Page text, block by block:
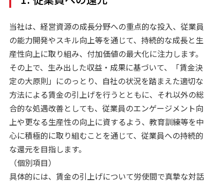
当社は、経営資源の成長分野への重点的な投入、従業員
の能力開発やスキル向上等を通じて、持続的な成長と生
産性向上に取り組み、付加価値の最大化に注力します。
その上で、生み出した収益・成果に基づいて、「賃金決
定の大原則」にのっとり、自社の状況を踏まえた適切な
方法による賃金の引上げを行うとともに、それ以外の総
合的な処遇改善としても、従業員のエンゲージメント向
上や更なる生産性の向上に資するよう、教育訓練等を中
心に積極的に取り組むことを通じて、従業員への持続的
な還元を目指します。
（個別項目）
具体的には、賃金の引上げについて労使間で真摯な対話